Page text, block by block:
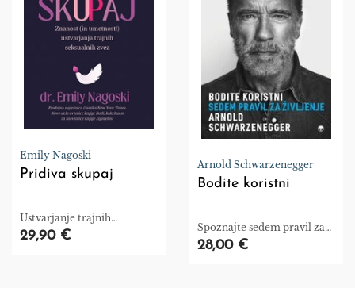
Emily Nagoski
Pridiva skupaj
Ustvarjanje trajnih
seksualnih zvez.
29,90 €
Arnold Schwarzenegger
Bodite koristni
Spoznajte sedem pravil za
življenje, ki jih morate
28,00 €